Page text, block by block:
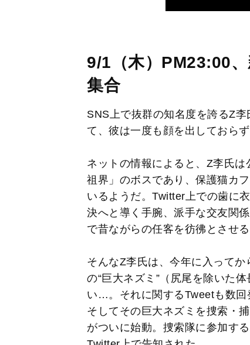
9/1（木）PM23:00
集合
SNS上で抜群の知名度を誇るZ
て、彼は一度も顔を出しておら
ネットの情報によると、Z李氏
祖界」のボスであり、保護猫カ
いるようだ。Twitter上での歯に
決へと導く手腕、派手な交友関
で昔ながらの任客を彷彿とさせる
そんなZ李氏は、今年に入って
の“巨大ネズミ”（尻尾を除いた
い…。それに関するTweetも数回
そしてその巨大ネズミを捜索・
がついに始動。捜索隊に参加す